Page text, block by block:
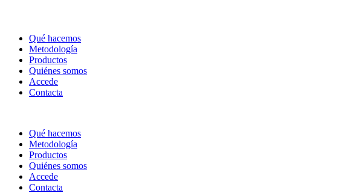
Qué hacemos
Metodología
Productos
Quiénes somos
Accede
Contacta
Qué hacemos
Metodología
Productos
Quiénes somos
Accede
Contacta